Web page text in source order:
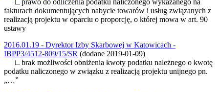
∟prawo do odliczenia podatku naliczonego wykazanego na
fakturach dokumentujących nabycie towarów i usług związanych z
realizacją projektu w oparciu o proporcję, o której mowa w art. 90
ustawy
2016.01.19 - Dyrektor Izby Skarbowej w Katowicach -
IBPP3/4512-809/15/SR (dodane 2019-01-09)
∟brak możliwości obniżenia kwoty podatku należnego o kwotę
podatku naliczonego w związku z realizacją projektu unijnego pn.
„…”